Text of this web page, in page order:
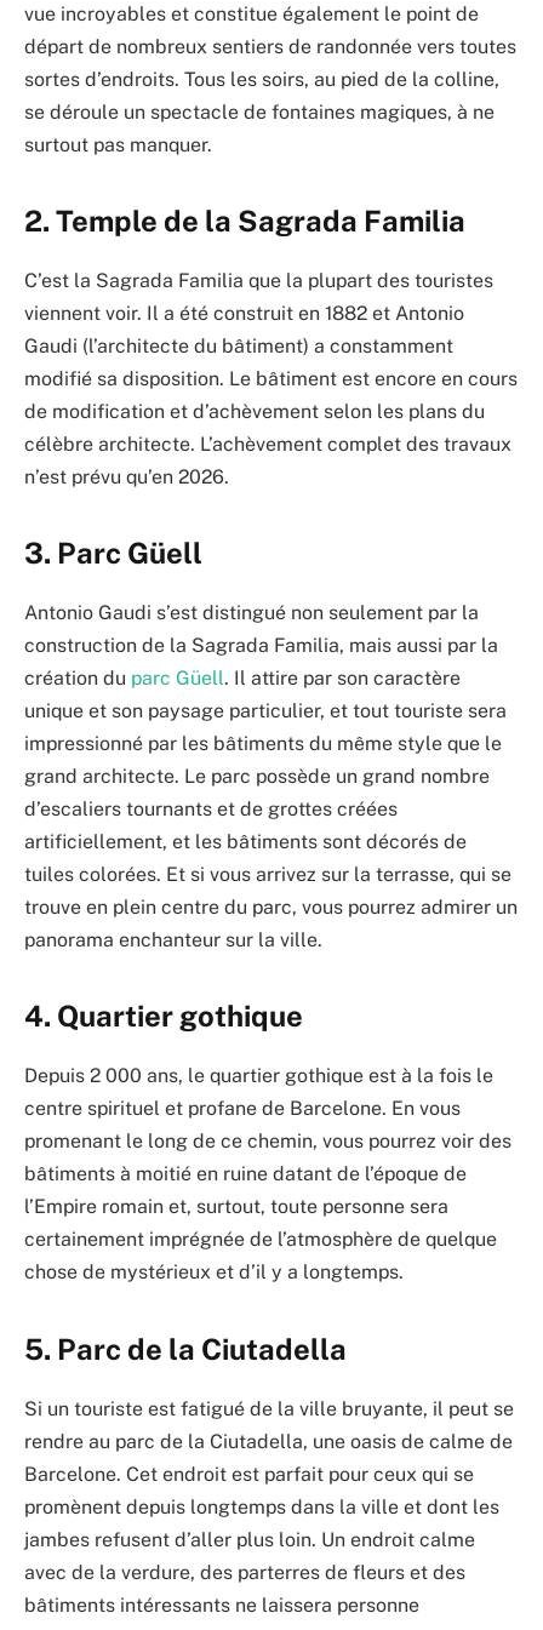
vue incroyables et constitue également le point de
départ de nombreux sentiers de randonnée vers toutes
sortes d’endroits. Tous les soirs, au pied de la colline,
se déroule un spectacle de fontaines magiques, à ne
surtout pas manquer.
2. Temple de la Sagrada Familia
C’est la Sagrada Familia que la plupart des touristes
viennent voir. Il a été construit en 1882 et Antonio
Gaudi (l’architecte du bâtiment) a constamment
modifié sa disposition. Le bâtiment est encore en cours
de modification et d’achèvement selon les plans du
célèbre architecte. L’achèvement complet des travaux
n’est prévu qu’en 2026.
3. Parc Güell
Antonio Gaudi s’est distingué non seulement par la
construction de la Sagrada Familia, mais aussi par la
création du parc Güell. Il attire par son caractère
unique et son paysage particulier, et tout touriste sera
impressionné par les bâtiments du même style que le
grand architecte. Le parc possède un grand nombre
d’escaliers tournants et de grottes créées
artificiellement, et les bâtiments sont décorés de
tuiles colorées. Et si vous arrivez sur la terrasse, qui se
trouve en plein centre du parc, vous pourrez admirer un
panorama enchanteur sur la ville.
4. Quartier gothique
Depuis 2 000 ans, le quartier gothique est à la fois le
centre spirituel et profane de Barcelone. En vous
promenant le long de ce chemin, vous pourrez voir des
bâtiments à moitié en ruine datant de l’époque de
l’Empire romain et, surtout, toute personne sera
certainement imprégnée de l’atmosphère de quelque
chose de mystérieux et d’il y a longtemps.
5. Parc de la Ciutadella
Si un touriste est fatigué de la ville bruyante, il peut se
rendre au parc de la Ciutadella, une oasis de calme de
Barcelone. Cet endroit est parfait pour ceux qui se
promènent depuis longtemps dans la ville et dont les
jambes refusent d’aller plus loin. Un endroit calme
avec de la verdure, des parterres de fleurs et des
bâtiments intéressants ne laissera personne